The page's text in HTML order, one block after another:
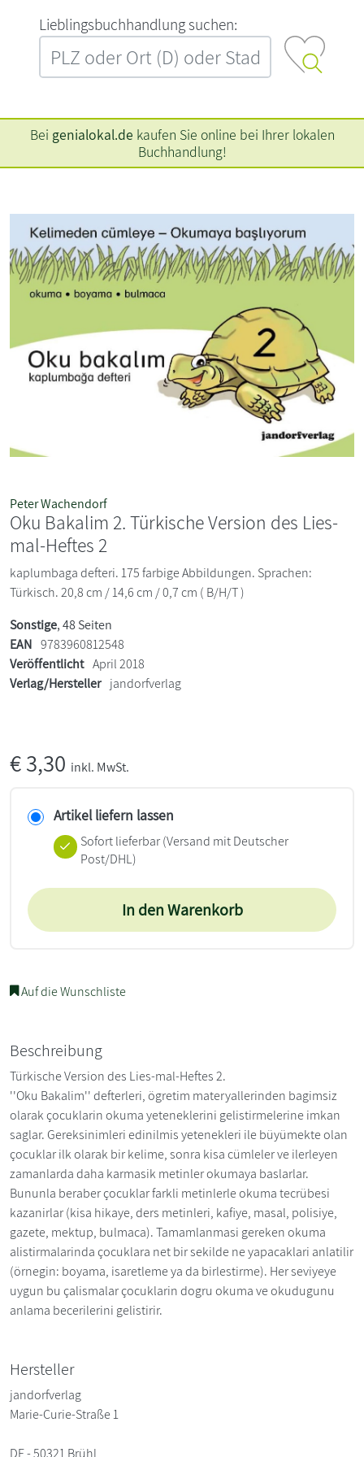
L‍i‍e‍b‍l‍i‍n‍g‍s‍b‍u‍c‍h‍h‍a‍n‍d‍l‍u‍n‍g‍ ‍s‍u‍c‍h‍e‍n‍:‍
Bei genialokal.de kaufen Sie online bei Ihrer lokalen
Buchhandlung!
Peter Wachendorf
Oku Bakalim 2. Türkische Version des Lies-
mal-Heftes 2
kaplumbaga defteri. 175 farbige Abbildungen. Sprachen:
Türkisch. 20,8 cm / 14,6 cm / 0,7 cm ( B/H/T )
Sonstige, 48 Seiten
EAN 9783960812548
Veröffentlicht April 2018
Verlag/Hersteller jandorfverlag
€3,30 inkl. MwSt.
Artikel liefern lassen
Sofort lieferbar(Versand mit Deutscher
Post/DHL)
In den Warenkorb
Auf die Wunschliste
Beschreibung
Türkische Version des Lies-mal-Heftes 2.
''Oku Bakalim'' defterleri, ögretim materyallerinden bagimsiz
olarak çocuklarin okuma yeteneklerini gelistirmelerine imkan
saglar. Gereksinimleri edinilmis yetenekleri ile büyümekte olan
çocuklar ilk olarak bir kelime, sonra kisa cümleler ve ilerleyen
zamanlarda daha karmasik metinler okumaya baslarlar.
Bununla beraber çocuklar farkli metinlerle okuma tecrübesi
kazanirlar (kisa hikaye, ders metinleri, kafiye, masal, polisiye,
gazete, mektup, bulmaca). Tamamlanmasi gereken okuma
alistirmalarinda çocuklara net bir sekilde ne yapacaklari anlatilir
(örnegin: boyama, isaretleme ya da birlestirme). Her seviyeye
uygun bu çalismalar çocuklarin dogru okuma ve okudugunu
anlama becerilerini gelistirir.
Hersteller
jandorfverlag
Marie-Curie-Straße 1
DE - 50321 Brühl